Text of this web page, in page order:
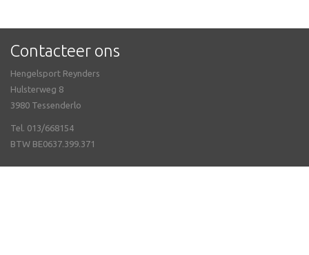
Contacteer ons
Hengelsport Reynders
Hulsterweg 8
3980 Tessenderlo
Tel. 013/668154
BTW BE0637.399.371